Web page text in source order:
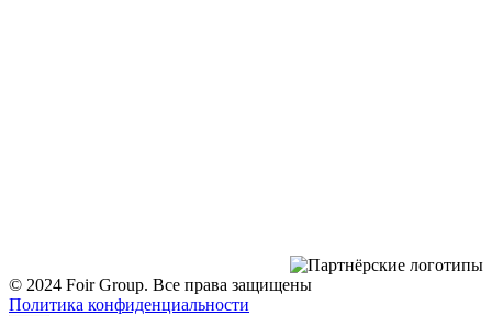
© 2024 Foir Group. Все права защищены
Политика конфиденциальности